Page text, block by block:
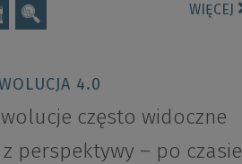
WIĘCEJ
4.0
często widoczne
z perspektywy – po czasie